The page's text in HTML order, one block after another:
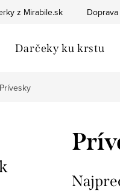
z Mirabile.sk
Darčeky ku krstu